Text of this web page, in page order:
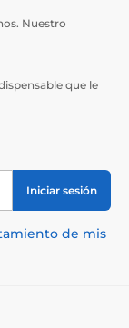
Nuestro
que le
Iniciar sesión
de mis